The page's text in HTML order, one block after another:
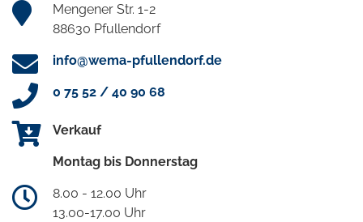
Mengener Str. 1-2
88630 Pfullendorf
info@wema-pfullendorf.de
0 75 52 / 40 90 68
Verkauf
Montag bis Donnerstag
8.00 - 12.00 Uhr
13.00-17.00 Uhr